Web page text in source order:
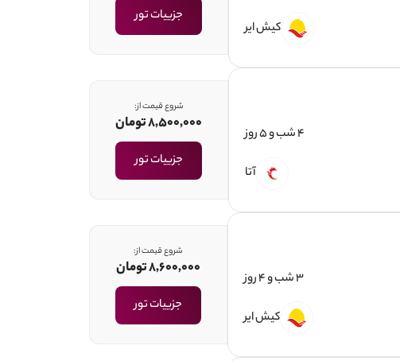
کیش ایر
جزییات تور
4 شب و 5 روز
آتا
شروع قیمت از:
8,500,000 تومان
جزییات تور
3 شب و 4 روز
کیش ایر
شروع قیمت از:
8,600,000 تومان
جزییات تور